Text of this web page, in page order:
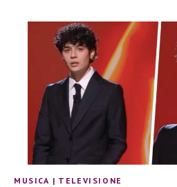
MUSICA | TELEVISIONE